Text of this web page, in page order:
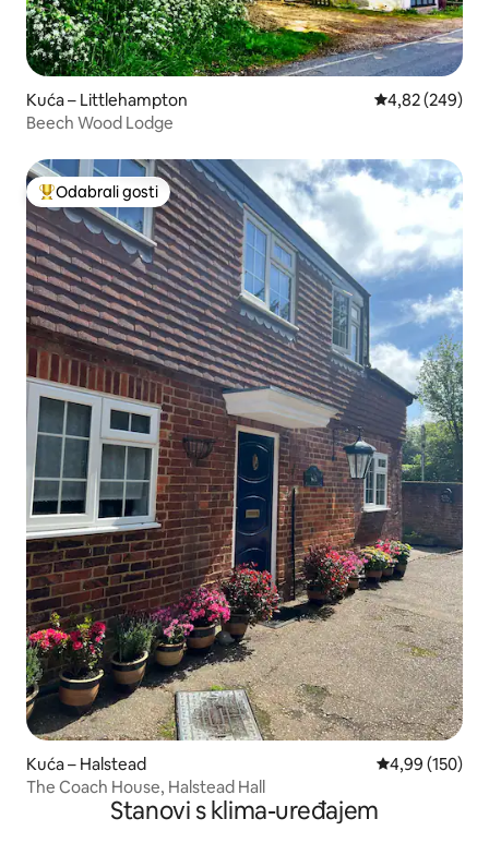
Kuća – Littlehampton Prosječna
4,82 (249)
Beech Wood Lodge
Među najviše rangiranima s oznakom „Odabrali gosti”
Odabrali gosti
Kuća – Halstead Prosječna
4,99 (150)
The Coach House, Halstead Hall
Stanovi s klima-uređajem